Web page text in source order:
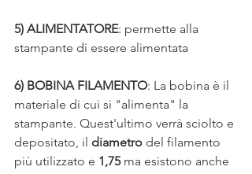
5) ALIMENTATORE: permette alla
stampante di essere alimentata
6) BOBINA FILAMENTO: La bobina è il
materiale di cui si "alimenta" la
stampante. Quest'ultimo verrà sciolto e
depositato, il diametro del filamento
più utilizzato e 1,75 ma esistono anche